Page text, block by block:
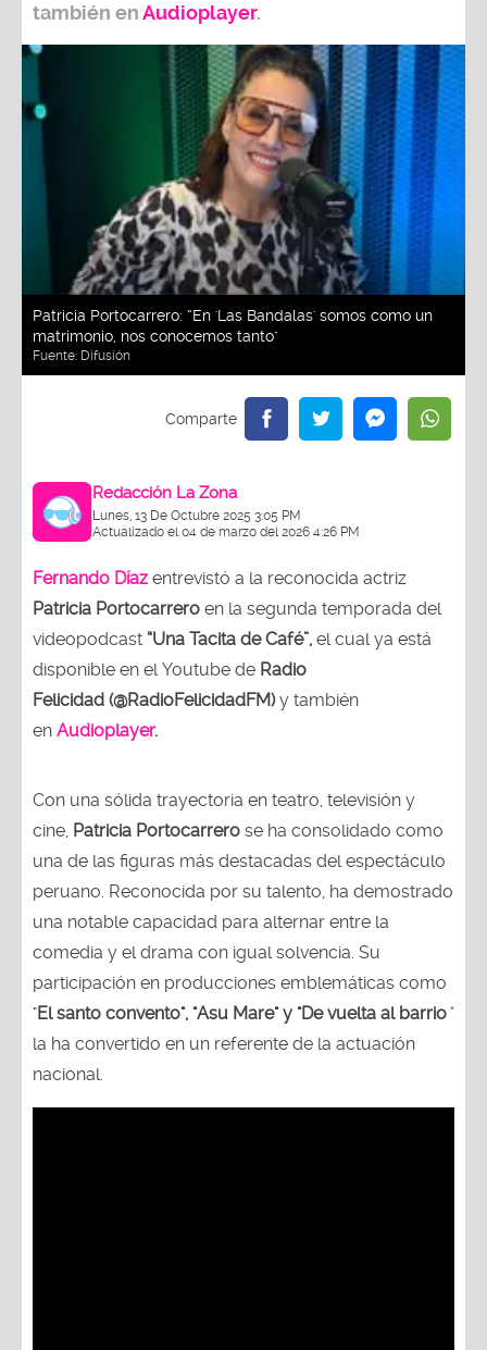
también enAudioplayer.
Patricia Portocarrero: “En 'Las Bandalas' somos como un
matrimonio, nos conocemos tanto"
Fuente: Difusión
Redacción La Zona
Lunes, 13 De Octubre 2025 3:05 PM
Actualizado el 04 de marzo del 2026 4:26 PM
Fernando Díaz entrevistó a la reconocida actriz
Patricia Portocarrero en la segunda temporada del
videopodcast “Una Tacita de Café”, el cual ya está
disponible en el Youtube de Radio
Felicidad (@RadioFelicidadFM)y también
en Audioplayer.
Con una sólida trayectoria en teatro, televisión y
cine, Patricia Portocarrero se ha consolidado como
una de las figuras más destacadas del espectáculo
peruano. Reconocida por su talento, ha demostrado
una notable capacidad para alternar entre la
comedia y el drama con igual solvencia. Su
participación en producciones emblemáticas como
"El santo convento", "Asu Mare" y "De vuelta al barrio"
la ha convertido en un referente de la actuación
nacional.